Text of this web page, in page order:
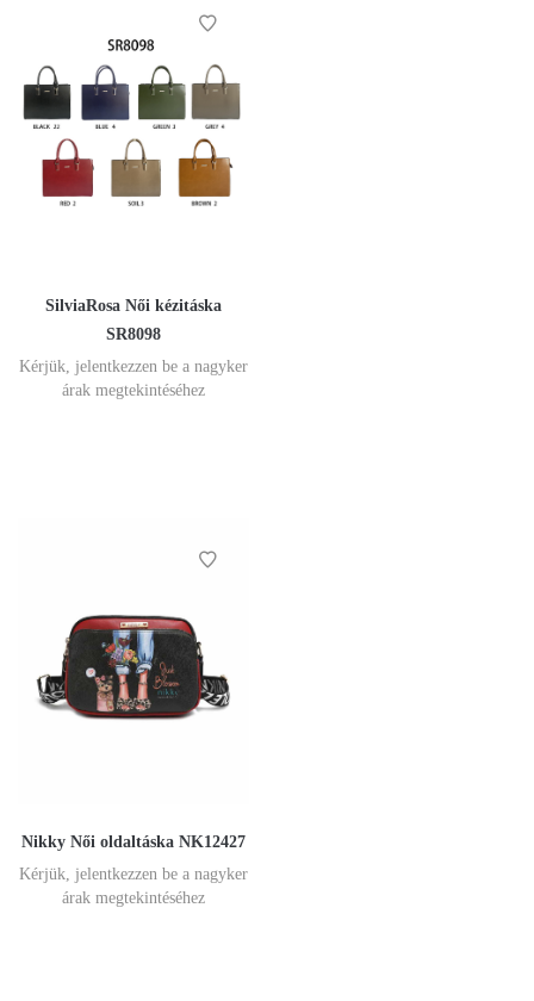
SilviaRosa Női kézitáska
SR8098
Kérjük, jelentkezzen be a nagyker
árak megtekintéséhez
Nikky Női oldaltáska NK12427
Kérjük, jelentkezzen be a nagyker
árak megtekintéséhez